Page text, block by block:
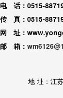
电 话：0515-
传 真：0515-
网 址：
邮 箱：
地 址：江